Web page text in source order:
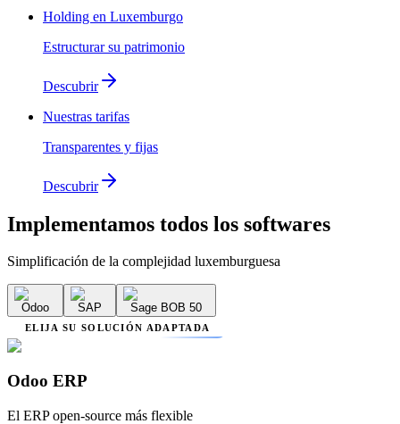
Holding en Luxemburgo
Estructurar su patrimonio
Descubrir
Nuestras tarifas
Transparentes y fijas
Descubrir
Implementamos todos los softwares
Simplificación de la complejidad luxemburguesa
Odoo SAP Sage BOB 50
ELIJA SU SOLUCIÓN ADAPTADA
Odoo ERP
El ERP open-source más flexible